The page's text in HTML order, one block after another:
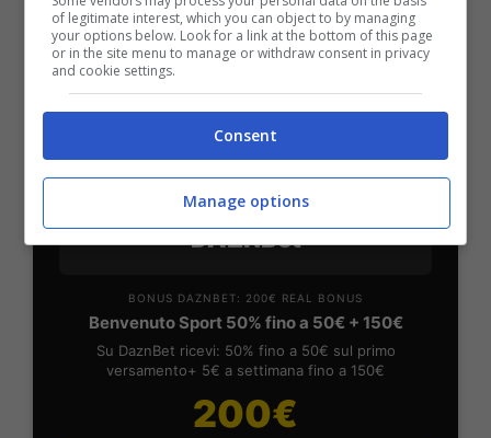
2050€
VERIFICA
Mostra Informazioni
DAZNBet
BONUS DAZNBET: 200€ REAL BONUS
Benvenuto Sport 50% fino a 50€ + 150€
Su DaznBet ricevi: 50% fino a 50€ sul primo
versamento+ 5€ a settimana fino a 150€
200€
of legitimate interest, which you can object to by managing
your options below. Look for a link at the bottom of this page
or in the site menu to manage or withdraw consent in privacy
and cookie settings.
Consent
Manage options